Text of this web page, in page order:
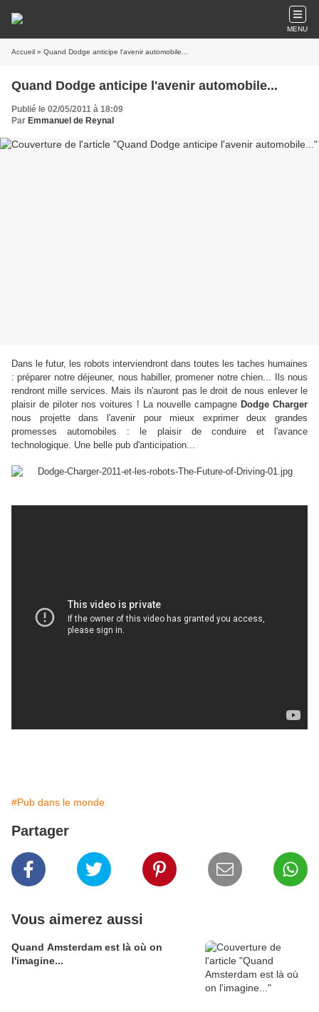
MENU
Accueil » Quand Dodge anticipe l'avenir automobile...
Quand Dodge anticipe l'avenir automobile...
Publié le 02/05/2011 à 18:09
Par Emmanuel de Reynal
Dans le futur, les robots interviendront dans toutes les taches humaines
: préparer notre déjeuner, nous habiller, promener notre chien... Ils nous
rendront mille services. Mais ils n'auront pas le droit de nous enlever le
plaisir de piloter nos voitures ! La nouvelle campagne Dodge Charger
nous projette dans l'avenir pour mieux exprimer deux grandes
promesses automobiles : le plaisir de conduire et l'avance
technologique. Une belle pub d'anticipation...
#Pub dans le monde
Partager
Vous aimerez aussi
Quand Amsterdam est là où on
l'imagine...